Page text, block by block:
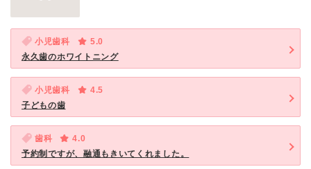
小児歯科
5.0
永久歯のホワイトニング
小児歯科
4.5
子どもの歯
歯科
4.0
予約制ですが、融通もきいてくれました。